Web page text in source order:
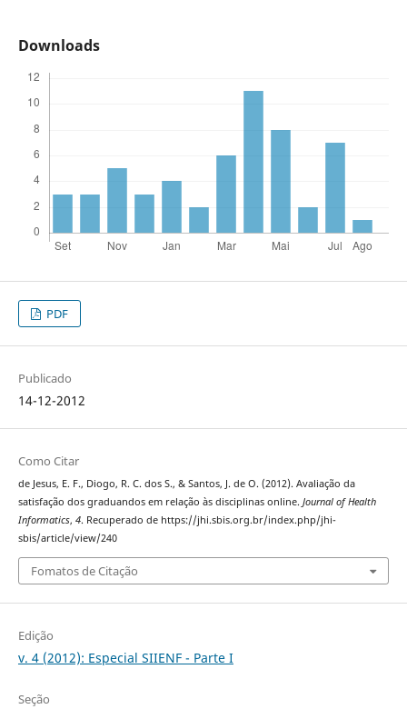
Downloads
PDF
Publicado
14-12-2012
Como Citar
de Jesus, E. F., Diogo, R. C. dos S., & Santos, J. de O. (2012). Avaliação da
satisfação dos graduandos em relação às disciplinas online. Journal of Health
Informatics, 4. Recuperado de https://jhi.sbis.org.br/index.php/jhi-
sbis/article/view/240
Fomatos de Citação
Edição
v. 4 (2012): Especial SIIENF - Parte I
Seção